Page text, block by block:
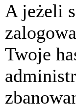
A jeżeli
Twoje